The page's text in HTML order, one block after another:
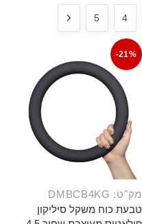
4
5
-21%
מק"ט: DMBCB4KG
טבעת כוח משקל סיליקון